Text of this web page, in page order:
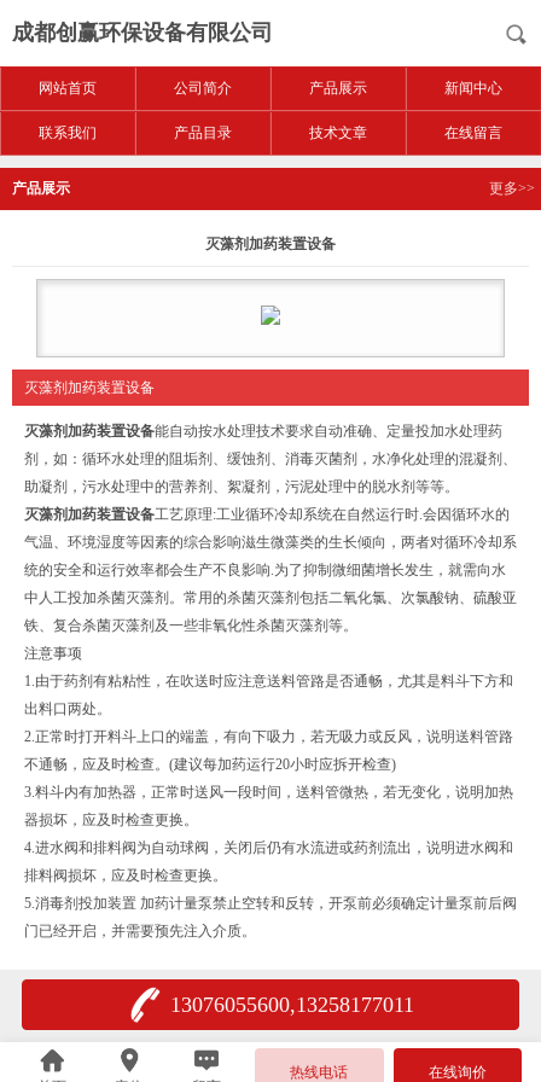
成都创赢环保设备有限公司
网站首页 公司简介 产品展示 新闻中心
联系我们 产品目录 技术文章 在线留言
产品展示 更多>>
灭藻剂加药装置设备
灭藻剂加药装置设备
灭藻剂加药装置设备能自动按水处理技术要求自动准确、定量投加水处理药
剂，如：循环水处理的阻垢剂、缓蚀剂、消毒灭菌剂，水净化处理的混凝剂、
助凝剂，污水处理中的营养剂、絮凝剂，污泥处理中的脱水剂等等。
灭藻剂加药装置设备工艺原理:工业循环冷却系统在自然运行时.会因循环水的
气温、环境湿度等因素的综合影响滋生微藻类的生长倾向，两者对循环冷却系
统的安全和运行效率都会生产不良影响.为了抑制微细菌增长发生，就需向水
中人工投加杀菌灭藻剂。常用的杀菌灭藻剂包括二氧化氯、次氯酸钠、硫酸亚
铁、复合杀菌灭藻剂及一些非氧化性杀菌灭藻剂等。
注意事项
1.由于药剂有粘粘性，在吹送时应注意送料管路是否通畅，尤其是料斗下方和
出料口两处。
2.正常时打开料斗上口的端盖，有向下吸力，若无吸力或反风，说明送料管路
不通畅，应及时检查。(建议每加药运行20小时应拆开检查)
3.料斗内有加热器，正常时送风一段时间，送料管微热，若无变化，说明加热
器损坏，应及时检查更换。
4.进水阀和排料阀为自动球阀，关闭后仍有水流进或药剂流出，说明进水阀和
排料阀损坏，应及时检查更换。
5.消毒剂投加装置 加药计量泵禁止空转和反转，开泵前必须确定计量泵前后阀
门已经开启，并需要预先注入介质。
13076055600,13258177011
热线电话 在线询价